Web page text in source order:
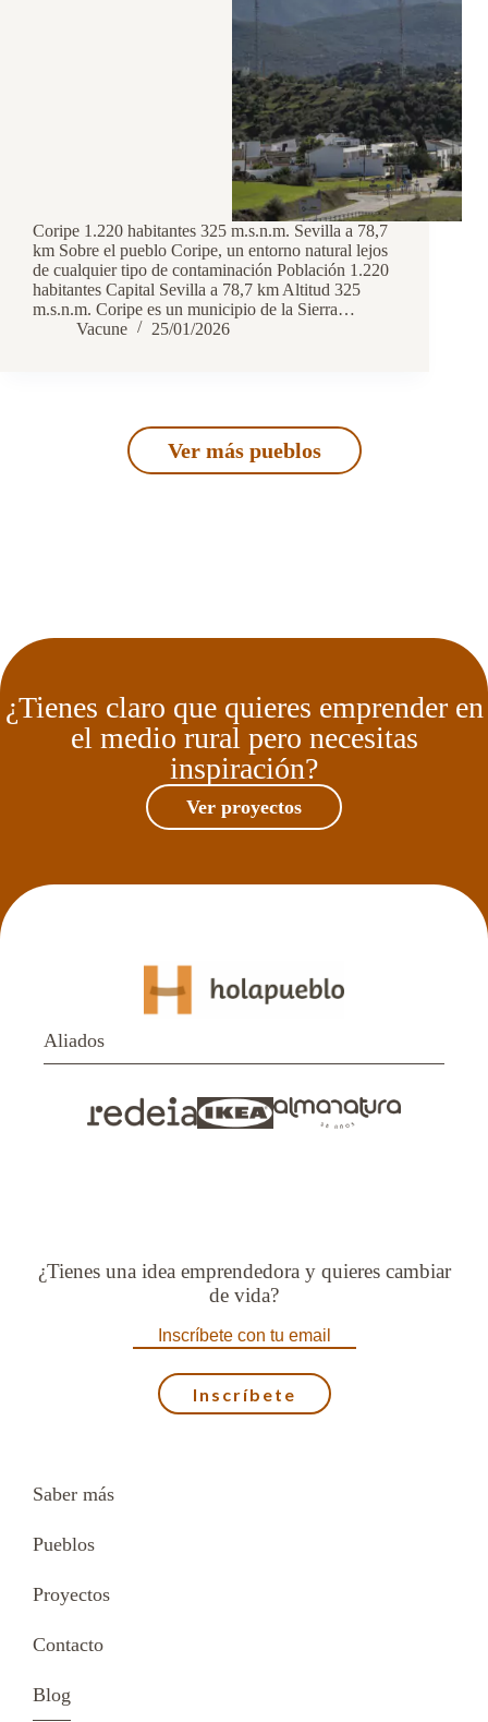
Coripe 1.220 habitantes 325 m.s.n.m. Sevilla a 78,7
km Sobre el pueblo Coripe, un entorno natural lejos
de cualquier tipo de contaminación Población 1.220
habitantes Capital Sevilla a 78,7 km Altitud 325
m.s.n.m. Coripe es un municipio de la Sierra…
Vacune
25/01/2026
Ver más pueblos
¿Tienes claro que quieres emprender en
el medio rural pero necesitas
inspiración?
Ver proyectos
Aliados
Saber más
Pueblos
Proyectos
Contacto
Blog
¿Tienes una idea emprendedora y quieres cambiar
de vida?